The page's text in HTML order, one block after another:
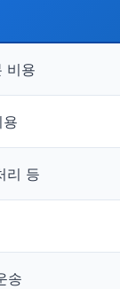
비용
리 등
송